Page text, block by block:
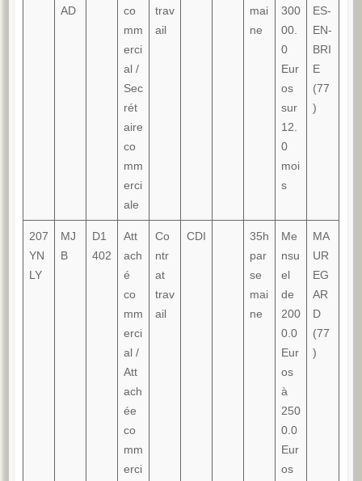
AD
co
mm
erci
al /
Sec
rét
aire
co
mm
erci
ale
trav
ail
mai
ne
300
00.
0
Eur
os
sur
12.
0
moi
s
ES-
EN-
BRI
E
(77
)
207
YN
LY
MJ
B
D1
402
Att
ach
é
co
mm
erci
al /
Att
ach
ée
co
mm
erci
Co
ntr
at
trav
ail
CDI
35h
par
se
mai
ne
Me
nsu
el
de
200
0.0
Eur
os
à
250
0.0
Eur
os
MA
UR
EG
AR
D
(77
)